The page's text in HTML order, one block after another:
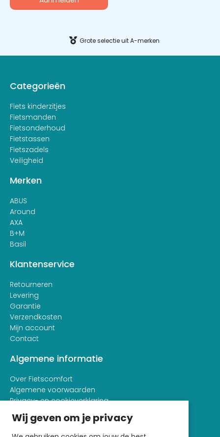
Grote selectie uit A-merken
Categorieën
Fiets kinderzitjes
Fietsmanden
Fietsonderhoud
Fietstassen
Fietszadels
Veiligheid
Merken
ABUS
Around
AXA
B+M
Basil
Klantenservice
Retourneren
Levering
Garantie
Verzendkosten
Mijn account
Contact
Algemene informatie
Over Fietscomfort
Algemene voorwaarden
Privacy- en cookieverklaring
Wij geven om je privacy